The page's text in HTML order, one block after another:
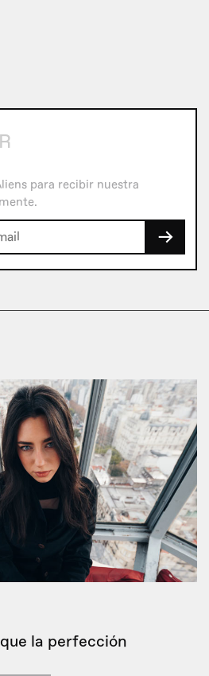
para recibir nuestra
→
la perfección